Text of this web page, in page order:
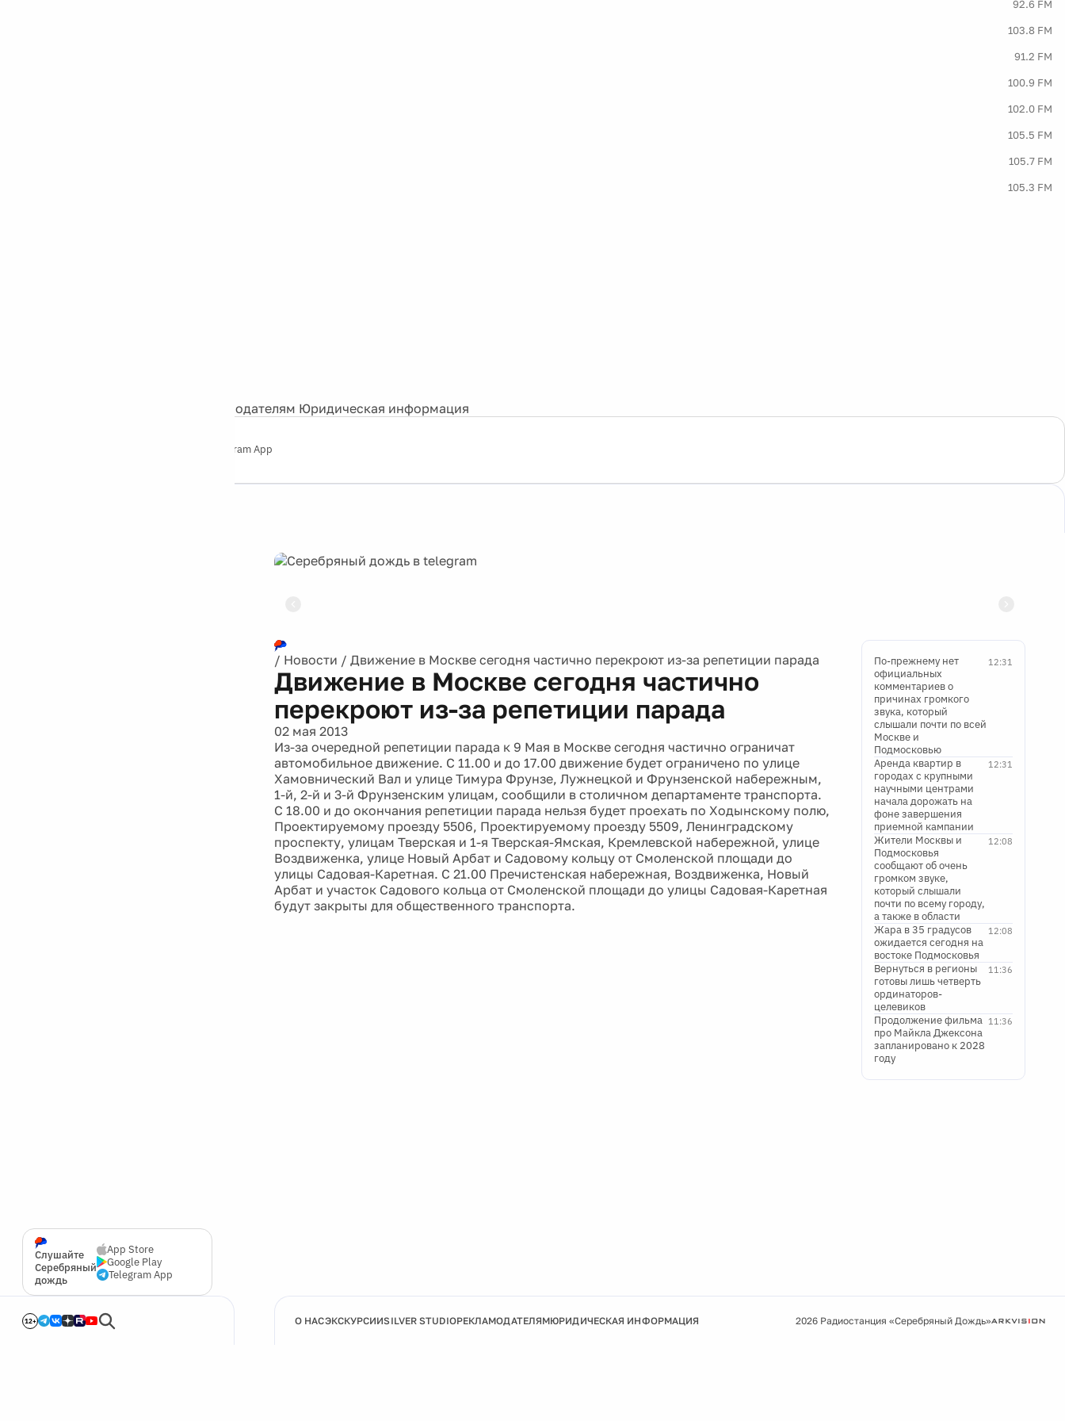
92.6 FM
103.8 FM
91.2 FM
100.9 FM
102.0 FM
105.5 FM
105.7 FM
105.3 FM
Рекламодателям Юридическая информация
Telegram App
Слушайте
Серебряный
дождь
App Store
Google Play
Telegram App
12+
/ Новости / Движение в Москве сегодня частично перекроют из-за репетиции парада
Движение в Москве сегодня частично
перекроют из-за репетиции парада
02 мая 2013
Из-за очередной репетиции парада к 9 Мая в Москве сегодня частично ограничат
автомобильное движение. C 11.00 и до 17.00 движение будет ограничено по улице
Хамовнический Вал и улице Тимура Фрунзе, Лужнецкой и Фрунзенской набережным,
1-й, 2-й и 3-й Фрунзенским улицам, сообщили в столичном департаменте транспорта.
C 18.00 и до окончания репетиции парада нельзя будет проехать по Ходынскому полю,
Проектируемому проезду 5506, Проектируемому проезду 5509, Ленинградскому
проспекту, улицам Тверская и 1-я Тверская-Ямская, Кремлевской набережной, улице
Воздвиженка, улице Новый Арбат и Садовому кольцу от Смоленской площади до
улицы Садовая-Каретная. С 21.00 Пречистенская набережная, Воздвиженка, Новый
Арбат и участок Садового кольца от Смоленской площади до улицы Садовая-Каретная
будут закрыты для общественного транспорта.
12:31
По-прежнему нет
официальных
комментариев о
причинах громкого
звука, который
слышали почти по всей
Москве и
Подмосковью
12:31
Аренда квартир в
городах с крупными
научными центрами
начала дорожать на
фоне завершения
приемной кампании
12:08
Жители Москвы и
Подмосковья
сообщают об очень
громком звуке,
который слышали
почти по всему городу,
а также в области
12:08
Жара в 35 градусов
ожидается сегодня на
востоке Подмосковья
11:36
Вернуться в регионы
готовы лишь четверть
ординаторов-
целевиков
11:36
Продолжение фильма
про Майкла Джексона
запланировано к 2028
году
О НАСЭКСКУРСИИSILVER STUDIOРЕКЛАМОДАТЕЛЯМЮРИДИЧЕСКАЯ ИНФОРМАЦИЯ 2026 Радиостанция «Серебряный Дождь»